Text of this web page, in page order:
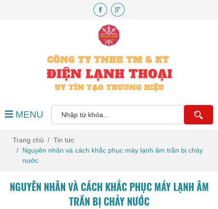
MENU
Trang chủ
Tin tức
Nguyên nhân và cách khắc phục máy lạnh âm trần bị chảy
nước
NGUYÊN NHÂN VÀ CÁCH KHẮC PHỤC MÁY LẠNH ÂM
TRẦN BỊ CHẢY NƯỚC